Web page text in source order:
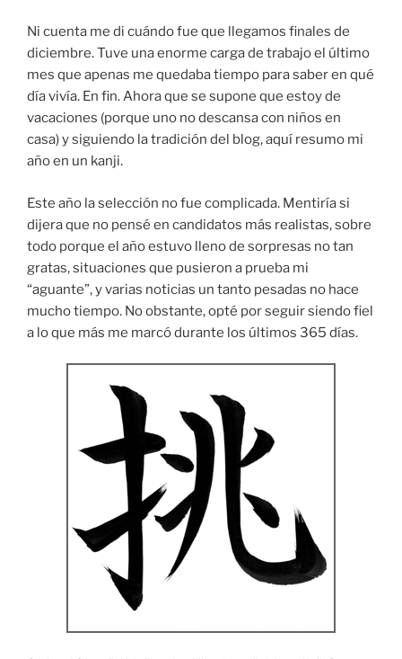
Ni cuenta me di cuándo fue que llegamos finales de
diciembre. Tuve una enorme carga de trabajo el último
mes que apenas me quedaba tiempo para saber en qué
día vivía. En fin. Ahora que se supone que estoy de
vacaciones (porque uno no descansa con niños en
casa) y siguiendo la tradición del blog, aquí resumo mi
año en un kanji.
Este año la selección no fue complicada. Mentiría si
dijera que no pensé en candidatos más realistas, sobre
todo porque el año estuvo lleno de sorpresas no tan
gratas, situaciones que pusieron a prueba mi
“aguante”, y varias noticias un tanto pesadas no hace
mucho tiempo. No obstante, opté por seguir siendo fiel
a lo que más me marcó durante los últimos 365 días.